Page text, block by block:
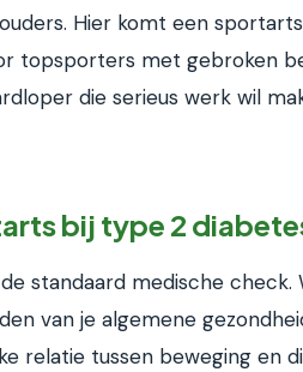
Hier komt een
topsporters met gebroken
die serieus werk wil
bij type 2
standaard medische check.
van je algemene
relatie tussen beweging en